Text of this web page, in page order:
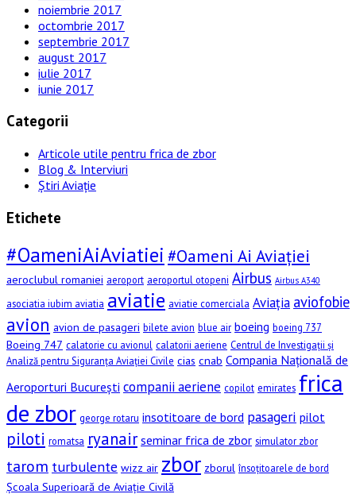
noiembrie 2017
octombrie 2017
septembrie 2017
august 2017
iulie 2017
iunie 2017
Categorii
Articole utile pentru frica de zbor
Blog & Interviuri
Știri Aviație
Etichete
#OameniAiAviatiei #Oameni Ai Aviației
aeroclubul romaniei aeroport aeroportul otopeni Airbus Airbus A340
asociatia iubim aviatia aviatie aviatie comerciala Aviația aviofobie
avion avion de pasageri bilete avion blue air boeing boeing 737
Boeing 747 calatorie cu avionul calatorii aeriene Centrul de Investigații și
Analiză pentru Siguranța Aviației Civile cias cnab Compania Națională de
Aeroporturi București companii aeriene copilot emirates frica
de zbor george rotaru insotitoare de bord pasageri pilot
piloti romatsa ryanair seminar frica de zbor simulator zbor
tarom turbulente wizz air zbor zborul însoțitoarele de bord
Școala Superioară de Aviație Civilă